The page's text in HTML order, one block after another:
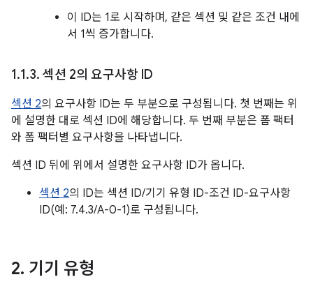
이 ID는 1로 시작하며, 같은 섹션 및 같은 조건 내에
서 1씩 증가합니다.
1.1.3. 섹션 2의 요구사항 ID
섹션 2의 요구사항 ID는 두 부분으로 구성됩니다. 첫 번째는 위
에 설명한 대로 섹션 ID에 해당합니다. 두 번째 부분은 폼 팩터
와 폼 팩터별 요구사항을 나타냅니다.
섹션 ID 뒤에 위에서 설명한 요구사항 ID가 옵니다.
섹션 2의 ID는 섹션 ID/기기 유형 ID-조건 ID-요구사항
ID(예: 7.4.3/A-0-1)로 구성됩니다.
2. 기기 유형